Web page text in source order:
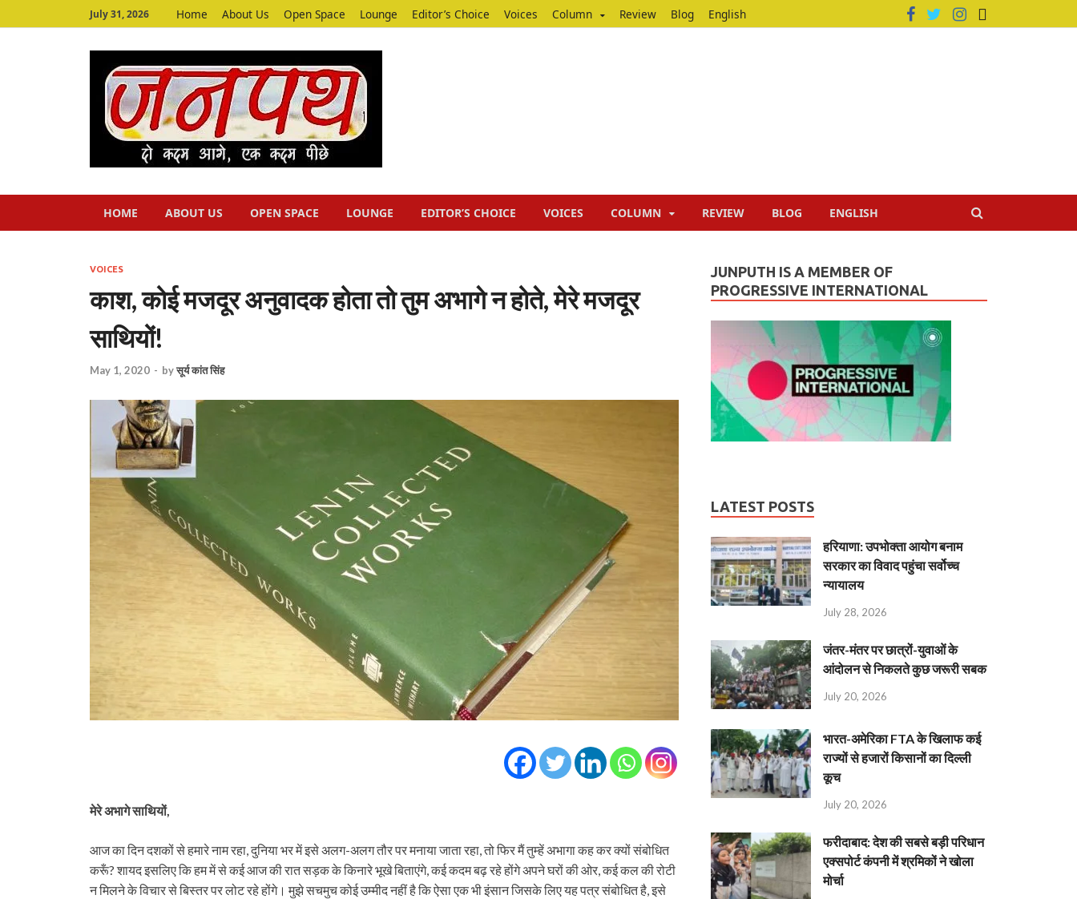
July 31, 2026 Home About Us Open Space Lounge Editor’s Choice Voices Column Review Blog English
HOME ABOUT US OPEN SPACE LOUNGE EDITOR’S CHOICE VOICES COLUMN REVIEW BLOG ENGLISH
VOICES
काश, कोई मजदूर अनुवादक होता तो तुम अभागे न होते, मेरे मजदूर
साथियों!
May 1, 2020 - byसूर्य कांत सिंह
मेरे अभागे साथियों,
आज का दिन दशकों से हमारे नाम रहा, दुनिया भर में इसे अलग-अलग तौर पर मनाया जाता रहा, तो फिर मैं तुम्हें अभागा कह कर क्यों संबोधित
करूँ? शायद इसलिए कि हम में से कई आज की रात सड़क के किनारे भूखे बिताएंगे, कई कदम बढ़ रहे होंगे अपने घरों की ओर, कई कल की रोटी
न मिलने के विचार से बिस्तर पर लोट रहे होंगे। मुझे सचमुच कोई उम्मीद नहीं है कि ऐसा एक भी इंसान जिसके लिए यह पत्र संबोधित है, इसे
JUNPUTH IS A MEMBER OF
PROGRESSIVE INTERNATIONAL
LATEST POSTS
हरियाणा: उपभोक्ता आयोग बनाम
सरकार का विवाद पहुंचा सर्वोच्च
न्यायालय
July 28, 2026
जंतर-मंतर पर छात्रों-युवाओं के
आंदोलन से निकलते कुछ जरूरी सबक
July 20, 2026
भारत-अमेरिका FTA के खिलाफ कई
राज्यों से हजारों किसानों का दिल्ली
कूच
July 20, 2026
फरीदाबाद: देश की सबसे बड़ी परिधान
एक्सपोर्ट कंपनी में श्रमिकों ने खोला
मोर्चा